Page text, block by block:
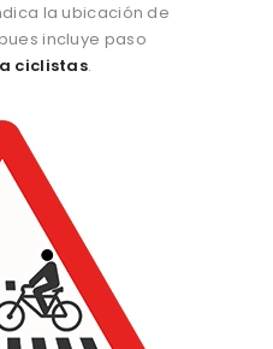
la ubicación de
incluye paso
ciclistas.